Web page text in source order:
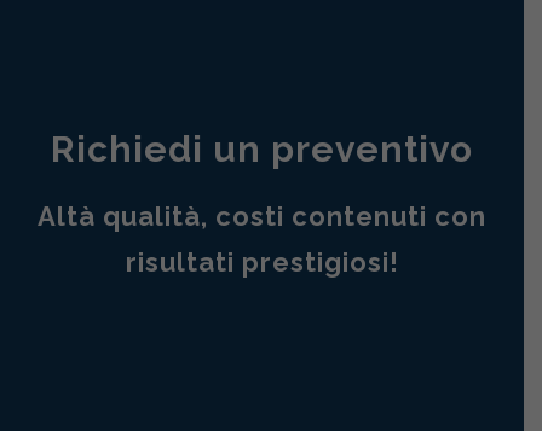
Richiedi un preventivo
Altà qualità, costi contenuti con
risultati prestigiosi!